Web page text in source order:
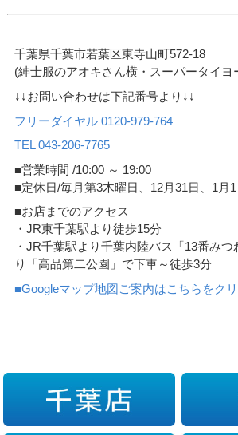
千葉県千葉市若葉区東寺山町572-18
(紳士服のアオキさん横・スーパータイヨ
↓↓お問い合わせは下記番号より↓↓
フリーダイヤル 0120-979-764
TEL 043-206-7765
■営業時間 /10:00 ～ 19:00
■定休日/毎月第3木曜日、12月31日、1月1
■お店までのアクセス
・JR東千葉駅より徒歩15分
・JR千葉駅より千葉内陸バス「13番み
り「高品第二公園」で下車～徒歩3分
■Googleマップ地図ご案内はこちらをクリ